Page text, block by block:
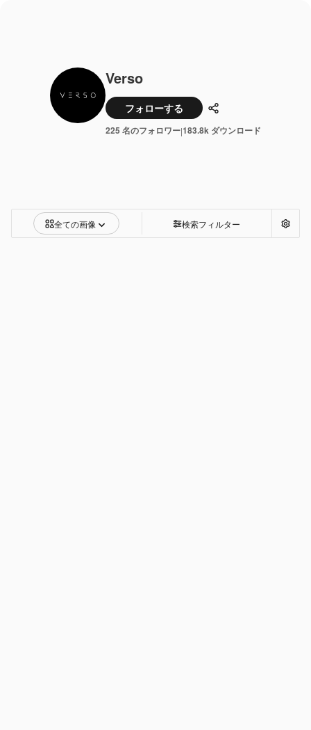
Verso
フォローする 共有
225 名のフォロワー|183.8k ダウンロード
全ての画像 検索フィルター